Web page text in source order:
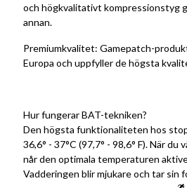
och högkvalitativt kompressionstyg
annan.
Premiumkvalitet: Gamepatch-
Europa och uppfyller de högsta
Hur fungerar BAT-tekniken?
Den högsta funktionaliteten hos
36,6° - 37°C (97,7° - 98,6° F). När du
når den optimala temperaturen
Vadderingen blir mjukare och tar sin